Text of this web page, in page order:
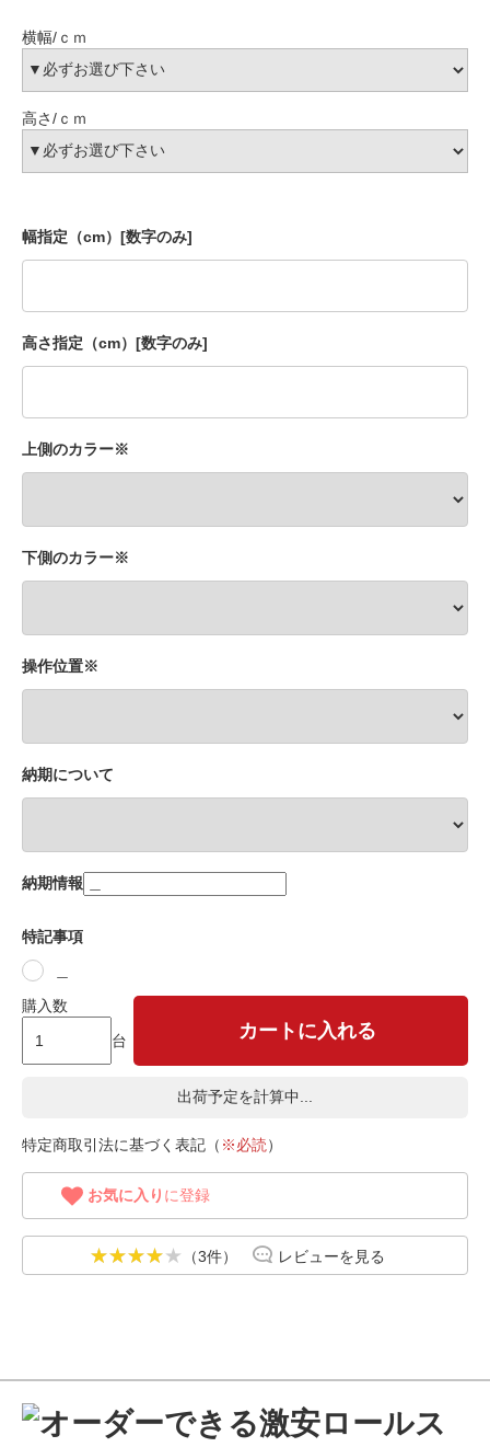
横幅/ｃｍ
高さ/ｃｍ
幅指定（cm）[数字のみ]
高さ指定（cm）[数字のみ]
上側のカラー※
下側のカラー※
操作位置※
納期について
納期情報
特記事項
購入数
台
カートに入れる
出荷予定を計算中...
特定商取引法に基づく表記（ ※必読）
お気に入り に登録
（3件） レビューを見る